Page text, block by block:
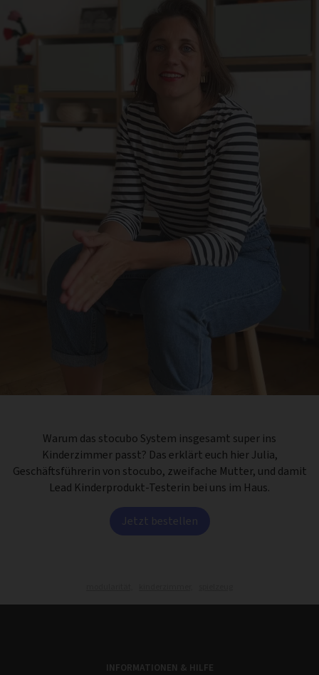
Warum das stocubo System insgesamt super ins
Kinderzimmer passt? Das erklärt euch hier Julia,
Geschäftsführerin von stocubo, zweifache Mutter, und damit
Lead Kinderprodukt-Testerin bei uns im Haus.
Jetzt bestellen
INFORMATIONEN & HILFE